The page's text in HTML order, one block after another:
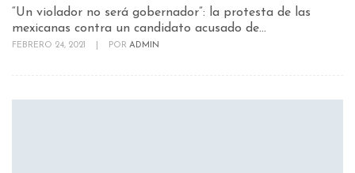
“Un violador no será gobernador”: la protesta de las
mexicanas contra un candidato acusado de...
FEBRERO 24, 2021 POR ADMIN